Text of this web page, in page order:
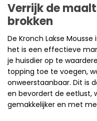
Verrijk de
brokken
De Kronch Lakse
het is een effectieve
je huisdier op te
topping toe te voegen,
onweerstaanbaar. Dit is
en bevordert de eetlust,
gemakkelijker en met